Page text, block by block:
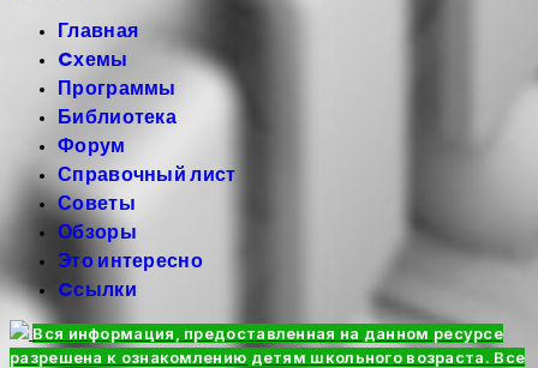
Главная
Cхемы
Программы
Библиотека
Форум
Справочный лист
Советы
Обзоры
Это интересно
Cсылки
Вся информация, предоставленная на данном ресурсе
разрешена к ознакомлению детям школьного возраста. Все